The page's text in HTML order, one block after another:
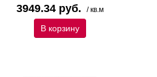
3949.34 руб. / кв.м
В корзину